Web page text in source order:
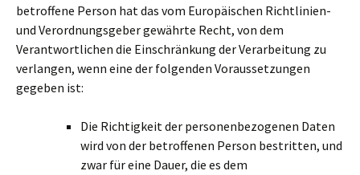
betroffene Person hat das vom Europäischen Richtlinien-
und Verordnungsgeber gewährte Recht, von dem
Verantwortlichen die Einschränkung der Verarbeitung zu
verlangen, wenn eine der folgenden Voraussetzungen
gegeben ist:
Die Richtigkeit der personenbezogenen Daten
wird von der betroffenen Person bestritten, und
zwar für eine Dauer, die es dem